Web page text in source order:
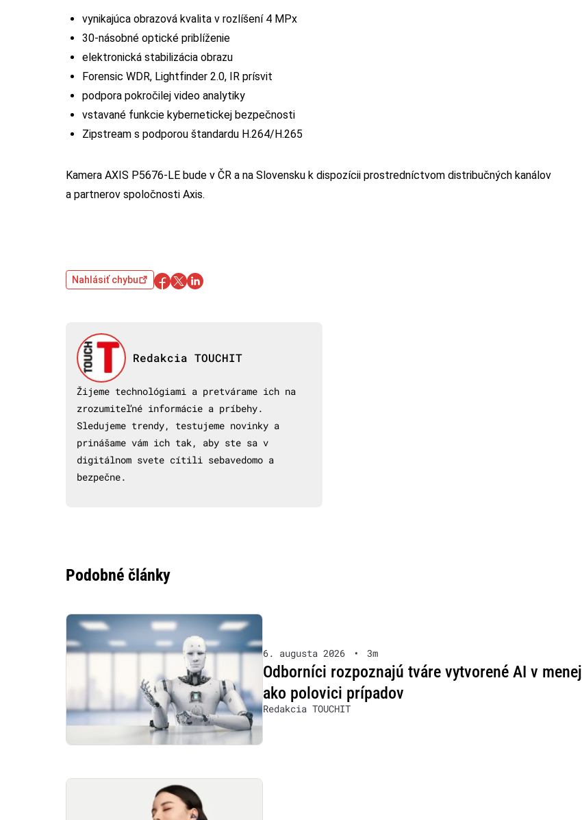
vynikajúca obrazová kvalita v rozlíšení 4 MPx
30-násobné optické priblíženie
elektronická stabilizácia obrazu
Forensic WDR, Lightfinder 2.0, IR prísvit
podpora pokročilej video analytiky
vstavané funkcie kybernetickej bezpečnosti
Zipstream s podporou štandardu H.264/H.265
Kamera AXIS P5676-LE bude v ČR a na Slovensku k dispozícii prostredníctvom distribučných kanálov
a partnerov spoločnosti Axis.
Nahlásiť chybu
Redakcia TOUCHIT
Žijeme technológiami a pretvárame ich na
zrozumiteľné informácie a príbehy.
Sledujeme trendy, testujeme novinky a
prinášame vám ich tak, aby ste sa v
digitálnom svete cítili sebavedomo a
bezpečne.
Podobné články
6. augusta 2026 • 3m
Odborníci rozpoznajú tváre vytvorené AI v menej
ako polovici prípadov
Redakcia TOUCHIT